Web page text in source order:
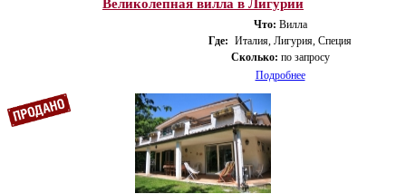
Великолепная вилла в Лигурии
Что: Вилла
Где: Италия, Лигурия, Специя
Сколько: по запросу
Подробнее